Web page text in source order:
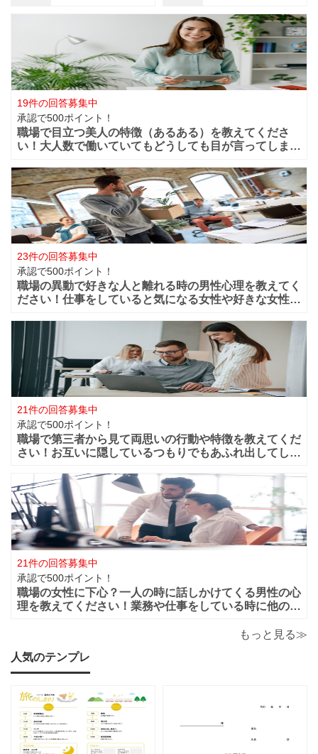
19件の回答募集中
承認で500ポイント！
職場で目立つ美人の特徴（あるある）を教えてくださ
い！大人数で働いていてもどうしても目が言ってしまう
ってしまうような美人は職場ではどの様な行動や特徴が
あるのでしょうか？ファッションセンスが良い
23件の回答募集中
承認で500ポイント！
職場の異動で好きな人と離れる時の男性心理を教えてく
ださい！仕事をしていると気になる女性や好きな女性な
仲良く過ごせたけど異動になってしまうと離れてしまい
ます。 男性的には好きな女性がいた場合は
21件の回答募集中
承認で500ポイント！
職場で第三者から見て両思いの行動や特徴を教えてくだ
さい！お互いに隠しているつもりでもあふれ出してしま
僚・上司から見ても、それって両想いじゃない？って行
動などってありますよね？ 第三者から見て
21件の回答募集中
承認で500ポイント！
職場の女性に下心？一人の時に話しかけてくる男性の心
理を教えてください！業務や仕事をしている時に他の人
かけてくるのは下心があるからでしょうか？恋愛的に好
もっと見る≫
人気のテンプレ